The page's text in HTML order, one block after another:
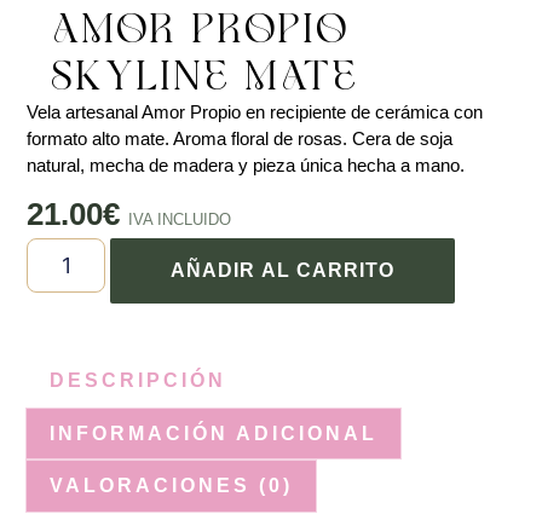
AMOR PROPIO –
SKYLINE MATE
Vela artesanal Amor Propio en recipiente de cerámica con
formato alto mate. Aroma floral de rosas. Cera de soja
natural, mecha de madera y pieza única hecha a mano.
21.00€ IVA INCLUIDO
AÑADIR AL CARRITO
DESCRIPCIÓN
INFORMACIÓN ADICIONAL
VALORACIONES (0)